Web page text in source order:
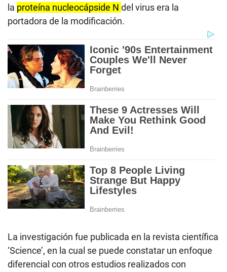
la proteína nucleocápside N del virus era la
portadora de la modificación.
La investigación fue publicada en la revista científica
‘Science’, en la cual se puede constatar un enfoque
diferencial con otros estudios realizados con